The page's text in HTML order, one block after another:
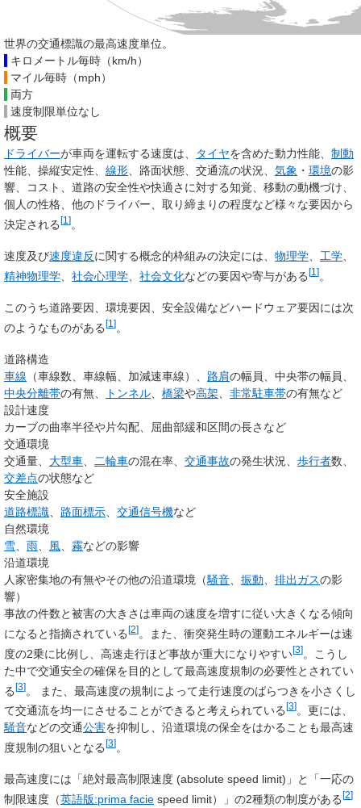
世界の交通標識の最高速度単位。
キロメートル毎時（km/h）
マイル毎時（mph）
両方
速度制限単位なし
概要
ドライバーが車両を運転する速度は、 タイヤを含めた動力性能、 制動
性能、操縦安定性、 線形 、路面状態、交通流の状況、 気象 ・ 環境の影
響、コスト、道路の安全性や快適さに対する知覚、移動の動機づけ、
個人の性格、他のドライバー、取り締まりの程度など様々な要因から
決定される[1 ]
速度及び速度違反に関する概念的枠組みの決定には、 物理学 工学
精神物理学
社会心理学 社会文化などの要因や寄与がある[1 ]。
このうち道路要因、環境要因、安全設備などハードウェア要因には次
のようなものがある[1 ]。
道路構造
車線 （車線数、車線幅、加減速車線）、 路肩の幅員、中央帯の幅員、
中央分離帯の有無、 トンネル、 橋梁や高架、 非常駐車帯の有無など
設計速度
カーブの曲率半径や片勾配、屈曲部緩和区間の長さなど
交通環境
交通量、 大型車、 二輪車の混在率、 交通事故の発生状況、 歩行者数、
交差点の状態など
安全施設
道路標識、 路面標示、 交通信号機など
自然環境
雪、 雨、 風、 霧などの影響
沿道環境
人家密集地の有無やその他の沿道環境（騒音、 振動、 排出ガスの影
響）
事故の件数と被害の大きさは車両の速度を増すに従い大きくなる傾向
になると指摘されている [2] 。また、衝突発生時の運動エネルギーは速
度の2乗に比例し、高速走行ほど事故が重大になりやすい[3]。こうし
た中で交通安全の確保を目的として最高速度規制の必要性とされてい
る[3]。 また、最高速度の規制によって走行速度のばらつきを小さくし
て交通流を均一にさせることができると考えられている [3] 。更には、
騒音などの交通公害を抑制し、沿道環境の保全をはかることも最高速
度規制の狙いとなる[3]。
最高速度には「絶対最高制限速度 (absolute speed limit)」と「一応の
制限速度（英語版:prima facie speed limit）」の2種類の制度がある [2]